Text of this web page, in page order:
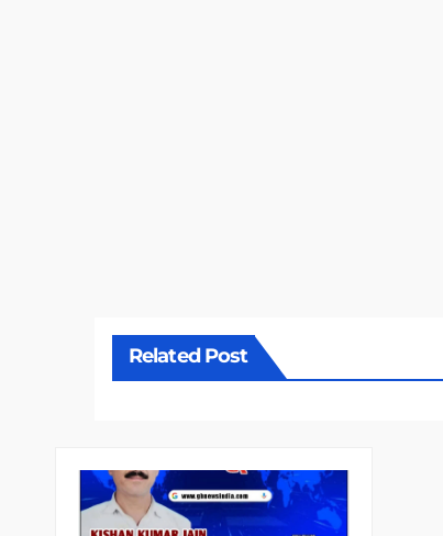
Related Post